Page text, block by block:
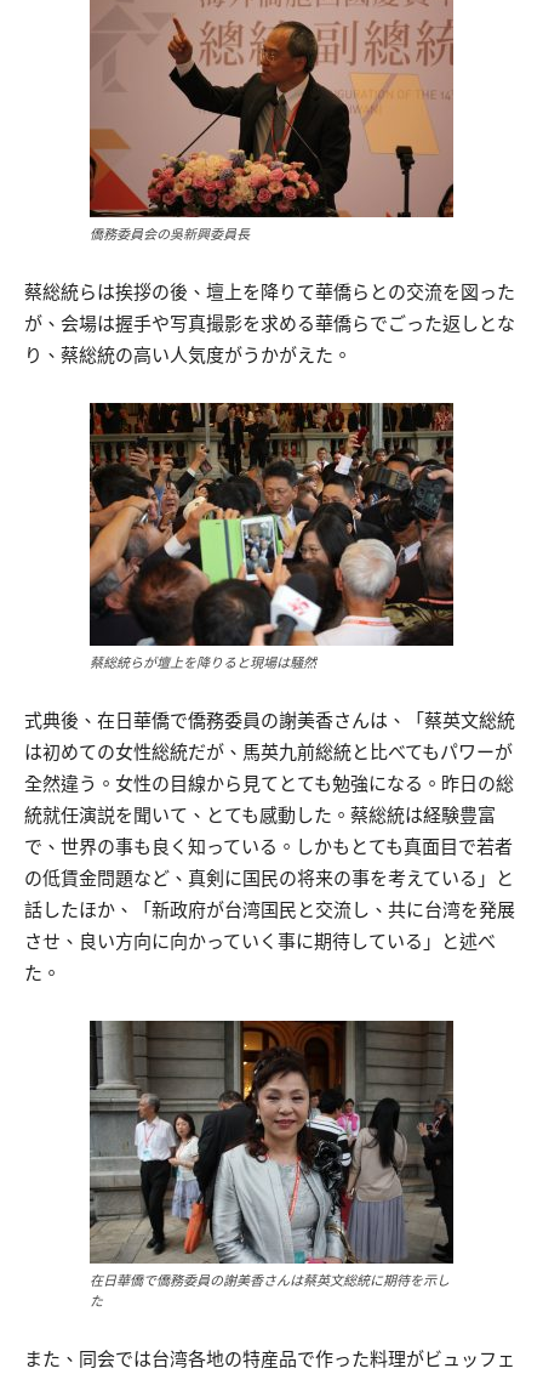
僑務委員会の吳新興委員長
蔡総統らは挨拶の後、壇上を降りて華僑らとの交流を図った
が、会場は握手や写真撮影を求める華僑らでごった返しとな
り、蔡総統の高い人気度がうかがえた。
蔡総統らが壇上を降りると現場は騒然
式典後、在日華僑で僑務委員の謝美香さんは、「蔡英文総統
は初めての女性総統だが、馬英九前総統と比べてもパワーが
全然違う。女性の目線から見てとても勉強になる。昨日の総
統就任演説を聞いて、とても感動した。蔡総統は経験豊富
で、世界の事も良く知っている。しかもとても真面目で若者
の低賃金問題など、真剣に国民の将来の事を考えている」と
話したほか、「新政府が台湾国民と交流し、共に台湾を発展
させ、良い方向に向かっていく事に期待している」と述べ
た。
在日華僑で僑務委員の謝美香さんは蔡英文総統に期待を示し
た
また、同会では台湾各地の特産品で作った料理がビュッフェ